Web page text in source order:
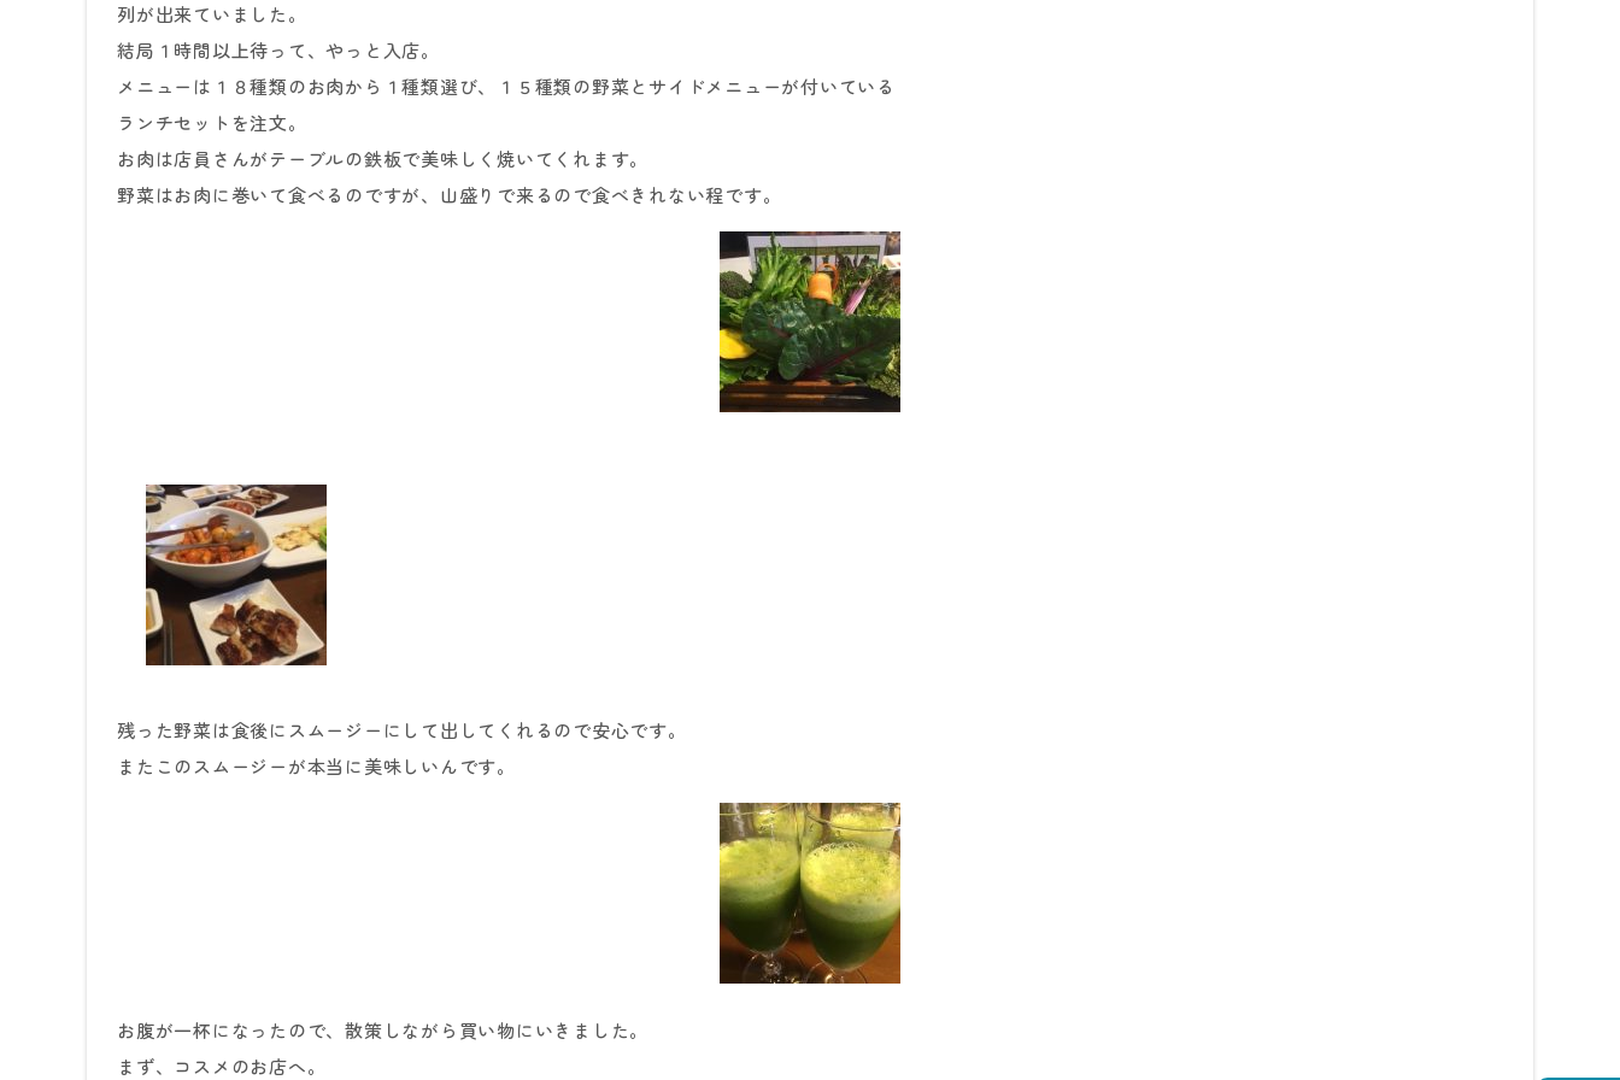
列が出来ていました。
結局１時間以上待って、やっと入店。
メニューは１８種類のお肉から１種類選び、１５種類の野菜とサイドメニューが付いている
ランチセットを注文。
お肉は店員さんがテーブルの鉄板で美味しく焼いてくれます。
野菜はお肉に巻いて食べるのですが、山盛りで来るので食べきれない程です。
残った野菜は食後にスムージーにして出してくれるので安心です。
またこのスムージーが本当に美味しいんです。
お腹が一杯になったので、散策しながら買い物にいきました。
まず、コスメのお店へ。